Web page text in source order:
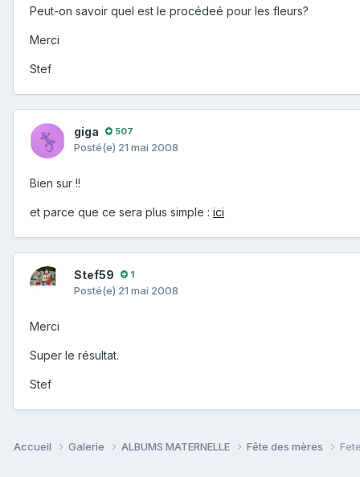
Peut-on savoir quel est le procédeé pour les fleurs?
Merci
Stef
giga 507
Posté(e) 21 mai 2008
Bien sur !!
et parce que ce sera plus simple : ici
Stef59 1
Posté(e) 21 mai 2008
Merci
Super le résultat.
Stef
Accueil Galerie ALBUMS MATERNELLE Fête des mères